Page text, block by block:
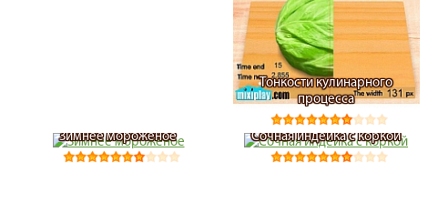
Тонкости кулинарного
процесса
Зимнее мороженое Сочная индейка с коркой